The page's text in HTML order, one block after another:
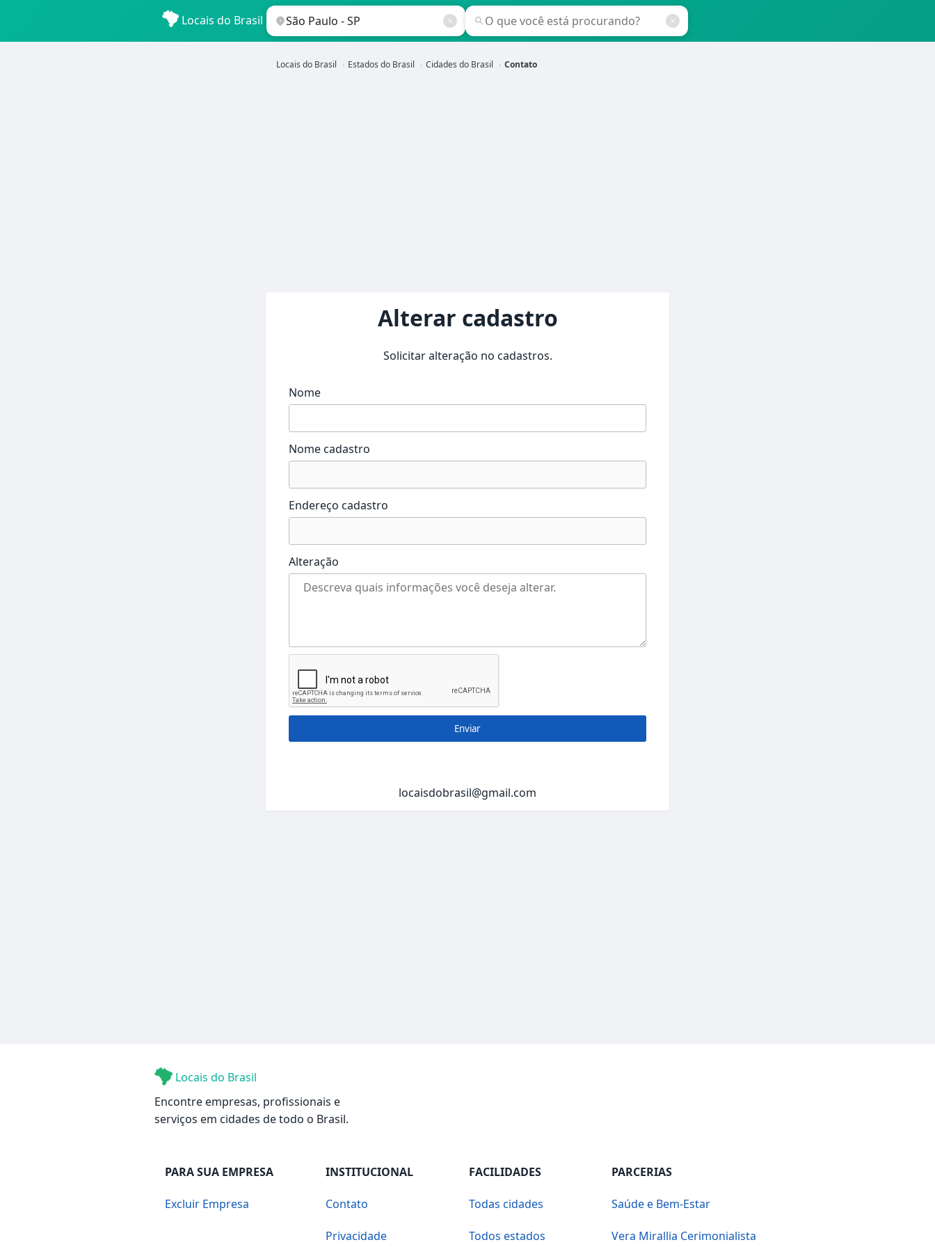
Locais do Brasil
Locais do Brasil Estados do Brasil Cidades do Brasil Contato
Alterar cadastro
Solicitar alteração no cadastros.
Nome
Nome cadastro
Endereço cadastro
Alteração
Enviar
locaisdobrasil@gmail.com
Locais do Brasil
Encontre empresas, profissionais e
serviços em cidades de todo o Brasil.
PARA SUA EMPRESA
Excluir Empresa
INSTITUCIONAL
Contato
Privacidade
FACILIDADES
Todas cidades
Todos estados
PARCERIAS
Saúde e Bem-Estar
Vera Mirallia Cerimonialista